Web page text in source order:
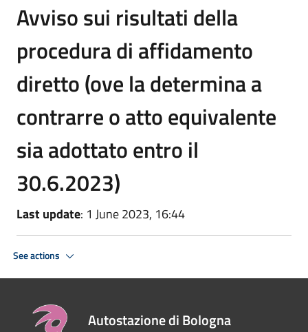
Avviso sui risultati della
procedura di affidamento
diretto (ove la determina a
contrarre o atto equivalente
sia adottato entro il
30.6.2023)
Last update: 1 June 2023, 16:44
See actions
Autostazione di Bologna